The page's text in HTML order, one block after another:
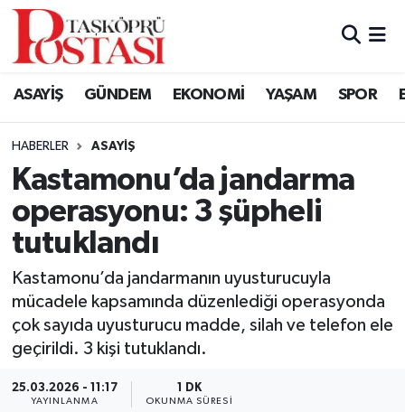
ASAYİŞ GÜNDEM EKONOMİ YAŞAM SPOR
HABERLER ASAYIŞ
Kastamonu’da jandarma
operasyonu: 3 şüpheli
tutuklandı
Kastamonu’da jandarmanın uyusturucuyla
mücadele kapsamında düzenlediği operasyonda
çok sayıda uyusturucu madde, silah ve telefon ele
geçirildi. 3 kişi tutuklandı.
25.03.2026 - 11:17
YAYINLANMA
1 DK
OKUNMA SÜRESI
Kastamonu Vefat Edenler
Araç Haberleri
Azdavay Haberleri
Bozkurt Haberleri
Çatalzeytin Haberleri
Cide Haberleri